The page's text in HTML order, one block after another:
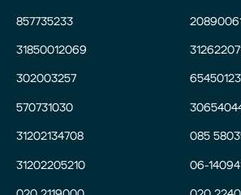
857735233
31850012069
302003257
570731030
31202134708
31202205210
085
06-